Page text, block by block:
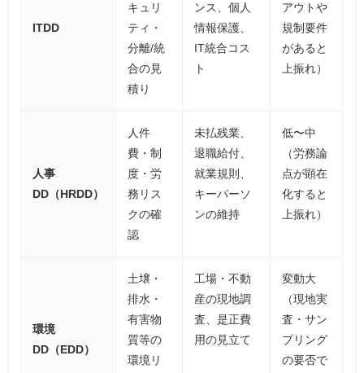
ITDD
キュリ
ティ・
分離/統
合の見
積り
ンス、個人
情報保護、
IT統合コス
ト
アウトや
規制要件
があると
上振れ）
人事
DD（HRDD）
人件
費・制
度・労
務リス
クの確
認
未払残業、
退職給付、
就業規則、
キーパーソ
ンの維持
低〜中
（労務論
点が顕在
化すると
上振れ）
環境
DD（EDD）
土壌・
排水・
有害物
質等の
環境リ
工場・不動
産の現地調
査、是正費
用の見立て
変動大
（現地実
査・サン
プリング
の要否で